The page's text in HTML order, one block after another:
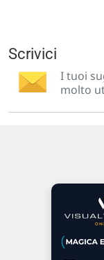
Scrivici
I tuoi
molto